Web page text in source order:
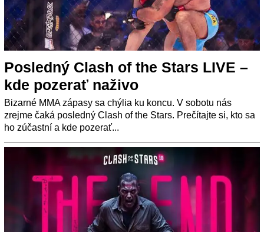
Posledný Clash of the Stars LIVE –
kde pozerať naživo
Bizarné MMA zápasy sa chýlia ku koncu. V sobotu nás
zrejme čaká posledný Clash of the Stars. Prečítajte si, kto sa
ho zúčastní a kde pozerať...